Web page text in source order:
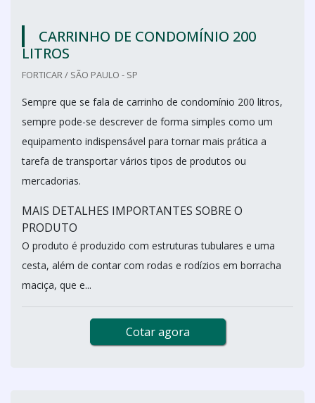
CARRINHO DE CONDOMÍNIO 200
LITROS
FORTICAR / SÃO PAULO - SP
Sempre que se fala de carrinho de condomínio 200 litros,
sempre pode-se descrever de forma simples como um
equipamento indispensável para tornar mais prática a
tarefa de transportar vários tipos de produtos ou
mercadorias.
MAIS DETALHES IMPORTANTES SOBRE O
PRODUTO
O produto é produzido com estruturas tubulares e uma
cesta, além de contar com rodas e rodízios em borracha
maciça, que e...
Cotar agora